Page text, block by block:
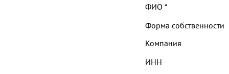
ФИО *
Форма собственности
Компания
ИНН